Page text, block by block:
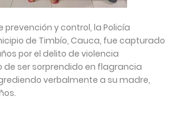
prevención y control, la Policía
de Timbío, Cauca, fue capturado
por el delito de violencia
de ser sorprendido en flagrancia
verbalmente a su madre,